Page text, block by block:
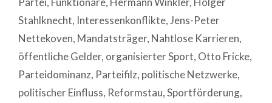
Stahlknecht, Interessenkonflikte,Jens-Peter
Nettekoven, Mandatsträger, Nahtlose Karrieren,
öffentliche Gelder, organisierter Sport, Otto Fricke,
Parteidominanz, Parteifilz, politische Netzwerke,
politischer Einfluss, Reformstau,Sportförderung,